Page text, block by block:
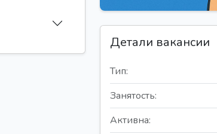
Детали вакансии
Тип:
Занятость:
Активна: